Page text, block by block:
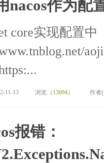
nacos作为配
core实现配置中
11-13 浏览（ 13694） 作者
报错：